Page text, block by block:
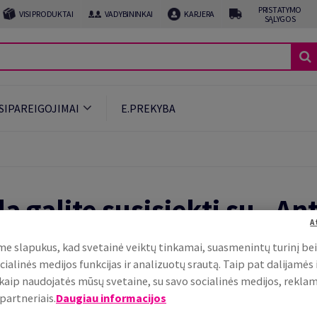
VISI PRODUKTAI VADYBININKAI KARJERA
PRISTATYMO
SĄLYGOS
E.PREKYBA
galite susisiekti su
į Jums rūpimus
ką siūlome? O gal jau žinote, ko Jūsų
slapukus, kad svetainė veiktų tinkamai, suasmenintų turinį
medijos funkcijas ir analizuotų srautą. Taip pat
naudojatės mūsų svetaine, su savo socialinės medijos,
Daugiau informacijos